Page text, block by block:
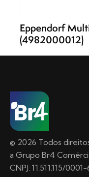
Eppendorf
(4982000012)
© 2026 Todos
a Grupo Br4
CNPJ: 11.511.115/